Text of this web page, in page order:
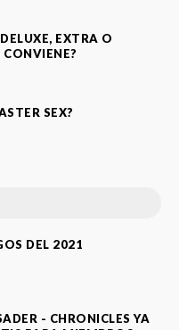
EXTRA O
CONVIENE?
SEX?
DEL 2021
- CHRONICLES YA